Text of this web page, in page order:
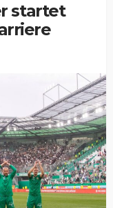
startet